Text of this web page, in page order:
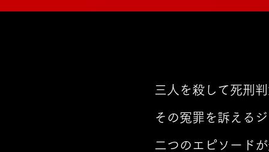
三人を殺して死刑
その冤罪を訴える
二つのエピソード